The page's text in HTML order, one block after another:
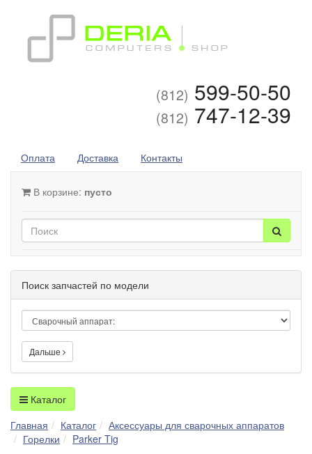
(812) 599-50-50
(812) 747-12-39
Оплата Доставка Контакты
В корзине: пусто
Поиск запчастей по модели
Дальше
Каталог
Главная
Каталог
Аксессуары для сварочных аппаратов
Горелки
Parker Tig